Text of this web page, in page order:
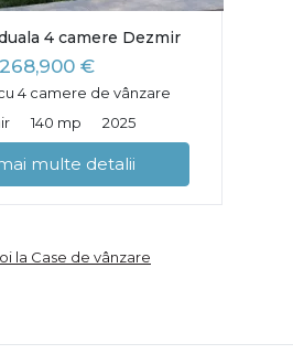
4 camere Dezmir
268,900 €
4 camere de vânzare
140 mp 2025
multe detalii
la Case de vânzare